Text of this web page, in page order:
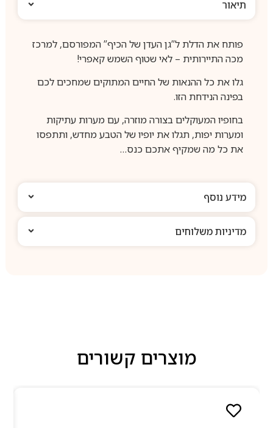
תיאור
פותח את הדלת ל”גן העדן של הכיף” המפורסם, למרכז
מכה התיירותית – לאי שטוף השמש קאפרי!
גלו את כל ההנאות של החיים המתוקים שמחכים לכם
בפינה הנידחת הזו.
בחופיו המעוקלים בצורה מוזרה, עם מערות עתיקות
ומערות יפות, תגלו את יופיו של הטבע מחדש, ותתפסו
את כל מה שמקיף אתכם כנס…
מידע נוסף
מדיניות משלוחים
מוצרים קשורים